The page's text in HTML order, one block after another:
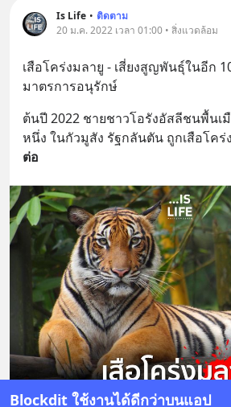
Blockdit ใช้งานได้ดีกว่าบนแอป
Is Life • ติดตาม
20 ม.ค. 2022 เวลา 01:00 • สิ่งแวดล้อม
เสือโคร่งมลายู - เสี่ยงสูญพันธุ์ในอีก
มาตรการอนุรักษ์
ต้นปี 2022 ชายชาวโอรังอัสลีชนพื้นเ
หนึ่ง ในกัวมูสัง รัฐกลันตัน ถูกเสือโคร่
ต่อ